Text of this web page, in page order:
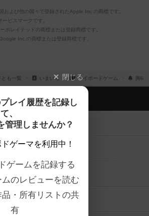
および他の国々で登録されたApple Inc.の商標です。
ビスマークです。
ポレイテッドの商標または登録商標です。
Inc.の商標または登録商標です。
とも一覧 いまいち マイボードゲーム 興味
閉じる
レイ履歴を記録し
て、
管理しませんか？
ゲーマを利用中！
ゲームを記録する
のレビューを読む
・所有リストの共
有
索する
着レビュー